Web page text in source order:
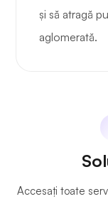
și să atragă
aglomerată.
Accesați toate